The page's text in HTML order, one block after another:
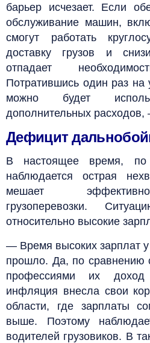
барьер исчезает. Если
обслуживание машин,
смогут работать
доставку грузов и
отпадает
Потратившись один раз на
можно будет
дополнительных
Дефицит
В настоящее время, по
наблюдается острая
мешает
грузоперевозки.
относительно высокие
— Время высоких зарплат у
прошло. Да, по сравнению
профессиями их
инфляция внесла свои
области, где зарплаты
выше. Поэтому
водителей грузовиков. В